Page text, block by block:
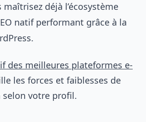
déjà l’écosystème
natif performant grâce à la
des meilleures plateformes e-
les forces et faiblesses de
votre profil.